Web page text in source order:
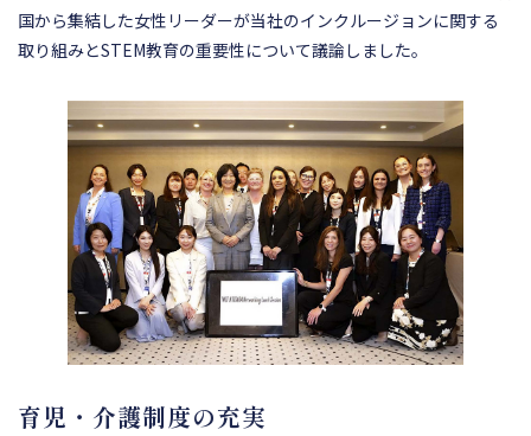
国から集結した女性リーダーが当社のインクルージョンに関する
取り組みとSTEM教育の重要性について議論しました。
育児・介護制度の充実